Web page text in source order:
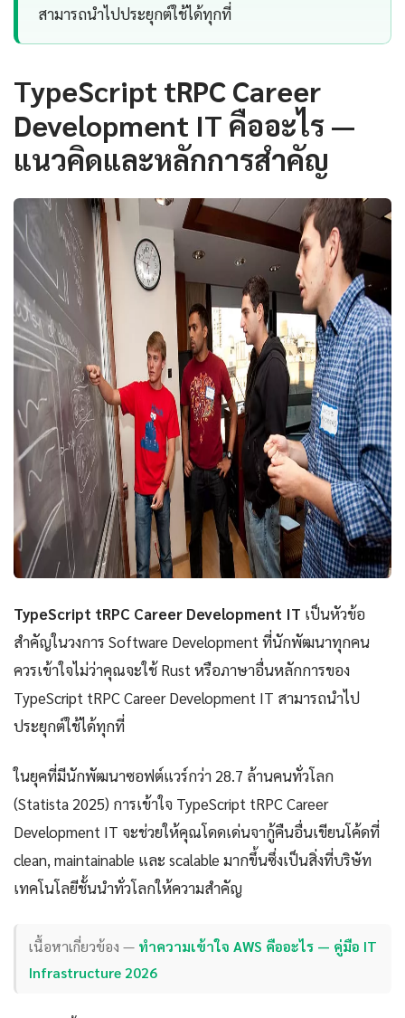
สามารถนำไปประยุกต์ใช้ได้ทุกที่
TypeScript tRPC Career
Development IT คืออะไร —
แนวคิดและหลักการสำคัญ
TypeScript tRPC Career Development IT เป็นหัวข้อ
สำคัญในวงการ Software Development ที่นักพัฒนาทุกคน
ควรเข้าใจไม่ว่าคุณจะใช้ Rust หรือภาษาอื่นหลักการของ
TypeScript tRPC Career Development IT สามารถนำไป
ประยุกต์ใช้ได้ทุกที่
ในยุคที่มีนักพัฒนาซอฟต์แวร์กว่า 28.7 ล้านคนทั่วโลก
(Statista 2025) การเข้าใจ TypeScript tRPC Career
Development IT จะช่วยให้คุณโดดเด่นจากู้คืนอื่นเขียนโค้ดที่
clean, maintainable และ scalable มากขึ้นซึ่งเป็นสิ่งที่บริษัท
เทคโนโลยีชั้นนำทั่วโลกให้ความสำคัญ
เนื้อหาเกี่ยวข้อง — ทำความเข้าใจ AWS คืออะไร — คู่มือ IT
Infrastructure 2026